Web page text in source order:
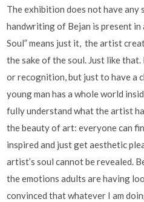
The exhibition does not have any
handwriting of Bejan is present in
Soul” means just it, the artist
the sake of the soul. Just like
or recognition, but just to have a
young man has a whole world
fully understand what the artist
the beauty of art: everyone can
inspired and just get aesthetic
artist’s soul cannot be revealed.
the emotions adults are having
convinced that whatever I am